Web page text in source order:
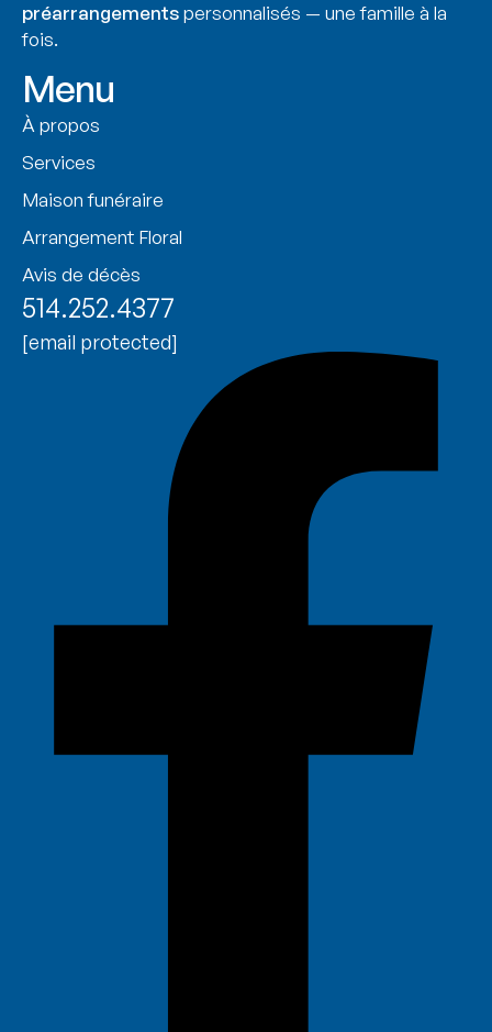
préarrangementspersonnalisés — une famille à la
fois.
Menu
À propos
Services
Maison funéraire
Arrangement Floral
Avis de décès
514.252.4377
[email protected]